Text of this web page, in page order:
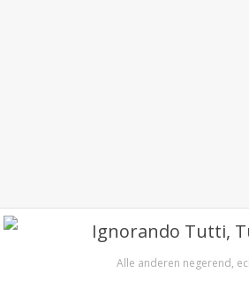
Alle anderen negerend,